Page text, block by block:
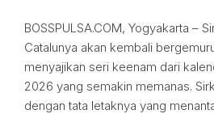
BOSSPULSA.COM, Yogyakarta –
Catalunya akan kembali
menyajikan seri keenam dari
2026 yang semakin memanas.
dengan tata letaknya yang